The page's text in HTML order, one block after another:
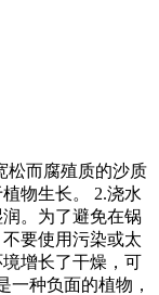
松而腐殖质的沙质
物生长。 2.浇水
。为了避免在锅
要使用污染或太
增长了干燥，可
一种负面的植物，